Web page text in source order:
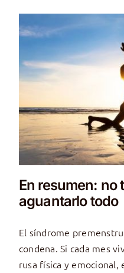
En resumen: no
aguantarlo todo
El síndrome
condena. Si cada mes
rusa física y emocional,